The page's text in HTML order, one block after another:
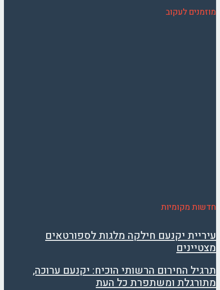
מוזמנים לעקוב
חדשות מקומיות
עיריית יקנעם חילקה מלגות לספורטאים
מצטיינים
תרגיל החירום הרשותי הוכיח: יקנעם ערוכה,
מתורגלת ומשתפרת כל העת